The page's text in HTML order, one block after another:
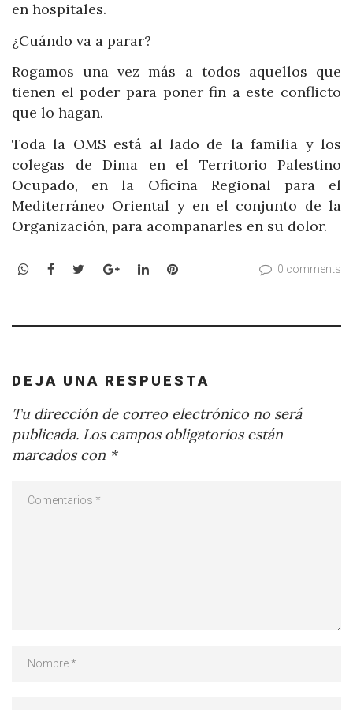
en hospitales.
¿Cuándo va a parar?
Rogamos una vez más a todos aquellos que
tienen el poder para poner fin a este conflicto
que lo hagan.
Toda la OMS está al lado de la familia y los
colegas de Dima en el Territorio Palestino
Ocupado, en la Oficina Regional para el
Mediterráneo Oriental y en el conjunto de la
Organización, para acompañarles en su dolor.
WhatsApp
Facebook
TwitterGoogle+LinkedInPinterest 0 comments
DEJA UNA RESPUESTA
Tu dirección de correo electrónico no será
publicada. Los campos obligatorios están
marcados con *